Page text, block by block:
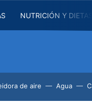
NUTRICIÓN Y
de aire Agua